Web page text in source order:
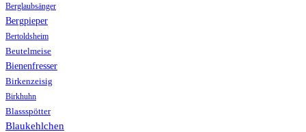
Berglaubsänger
Bergpieper
Bertoldsheim
Beutelmeise
Bienenfresser
Birkenzeisig
Birkhuhn
Blassspötter
Blaukehlchen